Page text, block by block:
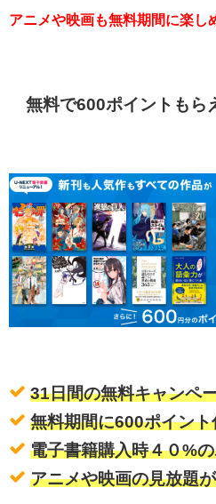
アニメや映画も無料期間に楽し
無料で600ポイントもら
31日間の無料キャンペ
無料期間に600ポイント
電子書籍購入時４０%
アニメや映画の見放題